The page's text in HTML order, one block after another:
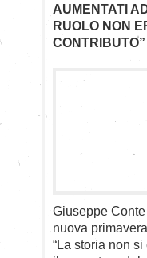
AUMENTATI
RUOLO NON
CONTRIBUTO”
Giuseppe
nuova
“La storia non